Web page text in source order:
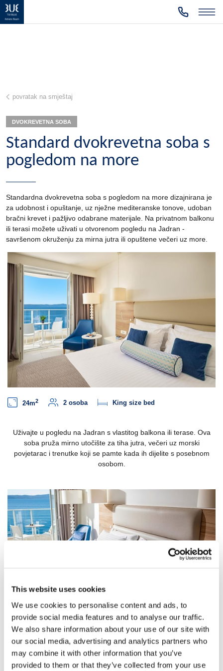
This website uses cookies
We use cookies to personalise content and ads, to
provide social media features and to analyse our traffic.
We also share information about your use of our site with
our social media, advertising and analytics partners who
may combine it with other information that you’ve
provided to them or that they’ve collected from your use
povratak na smještaj
DVOKREVETNA SOBA
Standard dvokrevetna soba s
pogledom na more
Standardna dvokrevetna soba s pogledom na more dizajnirana je
za udobnost i opuštanje, uz nježne mediteranske tonove, udoban
bračni krevet i pažljivo odabrane materijale. Na privatnom balkonu
ili terasi možete uživati u otvorenom pogledu na Jadran -
savršenom okruženju za mirna jutra ili opuštene večeri uz more.
24m2 2 osoba King size bed
Uživajte u pogledu na Jadran s vlastitog balkona ili terase. Ova
soba pruža mirno utočište za tiha jutra, večeri uz morski
povjetarac i trenutke koji se pamte kada ih dijelite s posebnom
osobom.
Sadržaji
Sadržaji u sobi uključuju: